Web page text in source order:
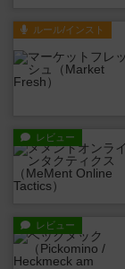
ルール/インスト
レビュー
レビュー